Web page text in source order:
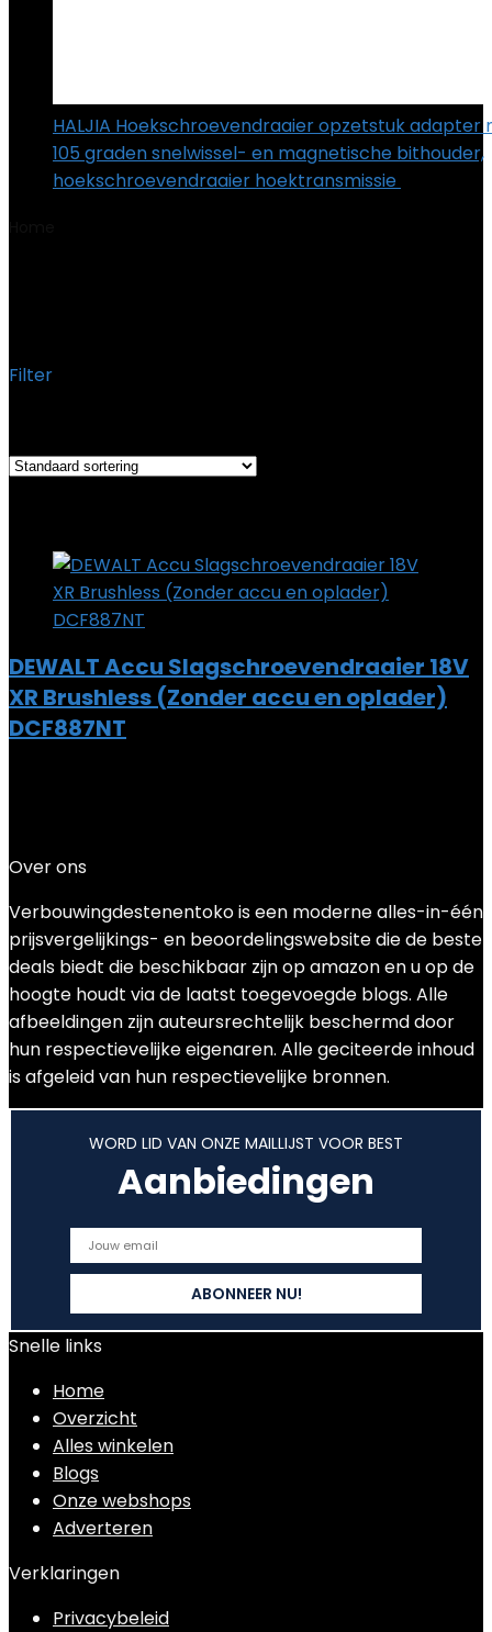
HALJIA Hoekschroevendraaier opzetstuk adapter
105 graden snelwissel- en magnetische bithouder,
hoekschroevendraaier hoektransmissie
Filter
DEWALT Accu Slagschroevendraaier 18V
XR Brushless (Zonder accu en oplader)
DCF887NT
Over ons
Verbouwingdestenentoko is een moderne alles-in-één
prijsvergelijkings- en beoordelingswebsite die de beste
deals biedt die beschikbaar zijn op amazon en u op de
hoogte houdt via de laatst toegevoegde blogs. Alle
afbeeldingen zijn auteursrechtelijk beschermd door
hun respectievelijke eigenaren. Alle geciteerde inhoud
is afgeleid van hun respectievelijke bronnen.
WORD LID VAN ONZE MAILLIJST VOOR BEST
Aanbiedingen
Snelle links
Home
Overzicht
Alles winkelen
Blogs
Onze webshops
Adverteren
Verklaringen
Privacybeleid